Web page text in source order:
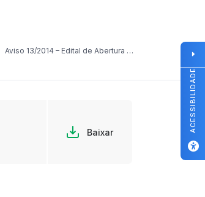
Aviso 13/2014 – Edital de Abertura 01/2014 – Consulta notas preliminares – provas práticas.
Baixar ACESSIBILIDADE